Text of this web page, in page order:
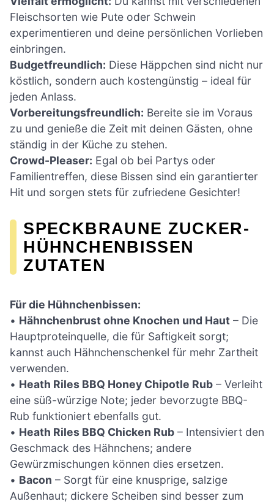
Fleischsorten wie Pute oder Schwein
experimentieren und deine persönlichen Vorlieben
einbringen.
Budgetfreundlich: Diese Häppchen sind nicht nur
köstlich, sondern auch kostengünstig – ideal für
jeden Anlass.
Vorbereitungsfreundlich: Bereite sie im Voraus
zu und genieße die Zeit mit deinen Gästen, ohne
ständig in der Küche zu stehen.
Crowd-Pleaser: Egal ob bei Partys oder
Familientreffen, diese Bissen sind ein garantierter
Hit und sorgen stets für zufriedene Gesichter!
SPECKBRAUNE ZUCKER-
HÜHNCHENBISSEN
ZUTATEN
Für die Hühnchenbissen:
• Hähnchenbrust ohne Knochen und Haut – Die
Hauptproteinquelle, die für Saftigkeit sorgt;
kannst auch Hähnchenschenkel für mehr Zartheit
verwenden.
• Heath Riles BBQ Honey Chipotle Rub – Verleiht
eine süß-würzige Note; jeder bevorzugte BBQ-
Rub funktioniert ebenfalls gut.
• Heath Riles BBQ Chicken Rub – Intensiviert den
Geschmack des Hähnchens; andere
Gewürzmischungen können dies ersetzen.
• Bacon – Sorgt für eine knusprige, salzige
Außenhaut; dickere Scheiben sind besser zum